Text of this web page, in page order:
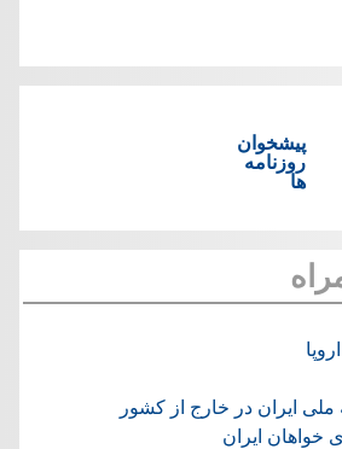
پیشخوان
روزنامه
ها
ایران در خارج از کشور
ایران